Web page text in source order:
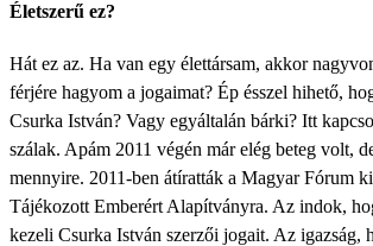
Életszerű ez?
Hát ez az. Ha van egy élettársam, akkor
férjére hagyom a jogaimat? Ép ésszel hihető,
Csurka István? Vagy egyáltalán bárki? Itt
szálak. Apám 2011 végén már elég beteg volt,
mennyire. 2011-ben átíratták a Magyar Fórum
Tájékozott Emberért Alapítványra. Az indok,
kezeli Csurka István szerzői jogait. Az igazság,